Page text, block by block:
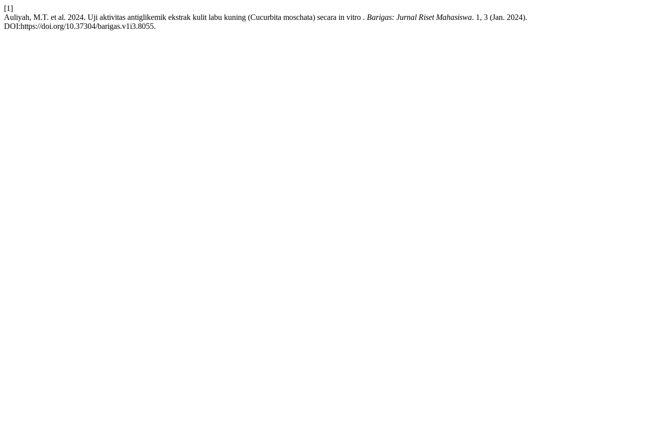
[1]
Auliyah, M.T. et al. 2024. Uji aktivitas antiglikemik ekstrak kulit labu kuning (Cucurbita moschata) secara in vitro . Barigas: Jurnal Riset Mahasiswa. 1, 3 (Jan. 2024).
DOI:https://doi.org/10.37304/barigas.v1i3.8055.